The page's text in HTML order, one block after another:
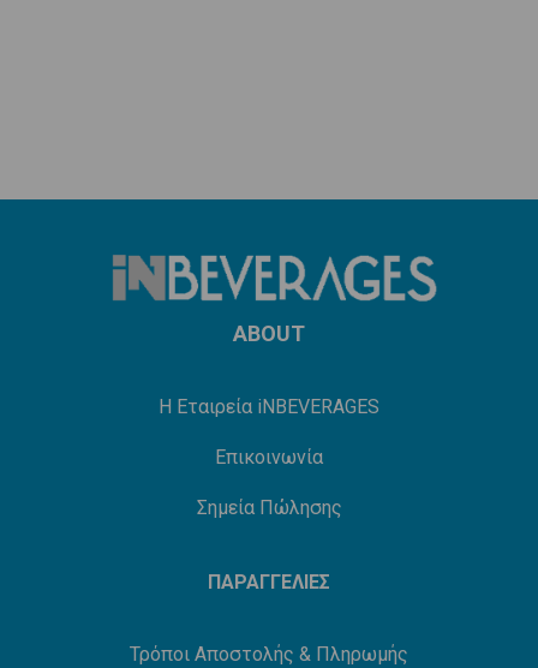
ABOUT
Η Εταιρεία iNBEVERAGES
Επικοινωνία
Σημεία Πώλησης
ΠΑΡΑΓΓΕΛΙΕΣ
Τρόποι Αποστολής & Πληρωμής